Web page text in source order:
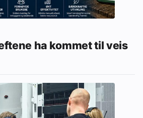
ha kommet til veis